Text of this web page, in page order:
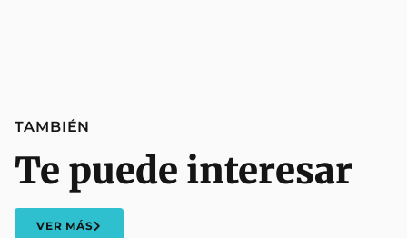
TAMBIÉN
Te puede interesar
VER MÁS